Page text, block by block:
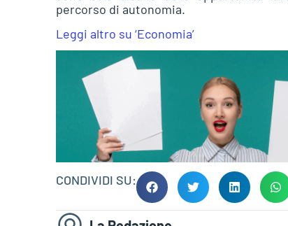
percorso di autonomia.
Leggi altro su ‘Economia’
CONDIVIDI SU: